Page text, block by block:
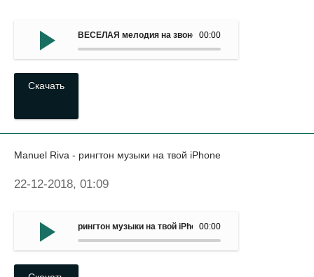
00:00
ВЕСЕЛАЯ мелодия на звонок - Maks Moran
Скачать
Manuel Riva - рингтон музыки на твой iPhone
22-12-2018, 01:09
00:00
рингтон музыки на твой iPhone - Manuel Riva